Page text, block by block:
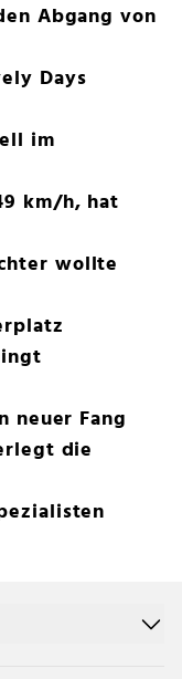
Abgang von
Days
im
km/h, hat
wollte
neuer Fang
die